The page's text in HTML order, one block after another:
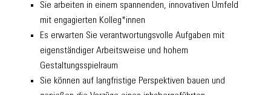
Sie arbeiten in einem spannenden, innovativen Umfeld
mit engagierten Kolleg*innen
Es erwarten Sie verantwortungsvolle Aufgaben mit
eigenständiger Arbeitsweise und hohem
Gestaltungsspielraum
Sie können auf langfristige Perspektiven bauen und